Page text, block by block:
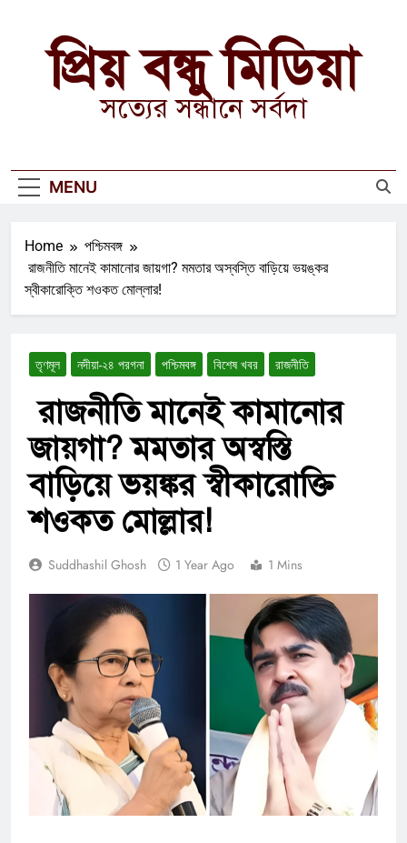
contentপ্রিয় বন্ধু মিডিয়া
সত্যের সন্ধানে সর্বদা
MENU
Home
পশ্চিমবঙ্গ
রাজনীতি মানেই কামানোর জায়গা? মমতার অস্বস্তি বাড়িয়ে ভয়ঙ্কর
স্বীকারোক্তি শওকত মোল্লার!
তৃণমূল নদীয়া-২৪ পরগনা পশ্চিমবঙ্গ বিশেষ খবর রাজনীতি
রাজনীতি মানেই কামানোর
জায়গা? মমতার অস্বস্তি
বাড়িয়ে ভয়ঙ্কর স্বীকারোক্তি
শওকত মোল্লার!
Suddhashil Ghosh 1 Year Ago 1 Mins